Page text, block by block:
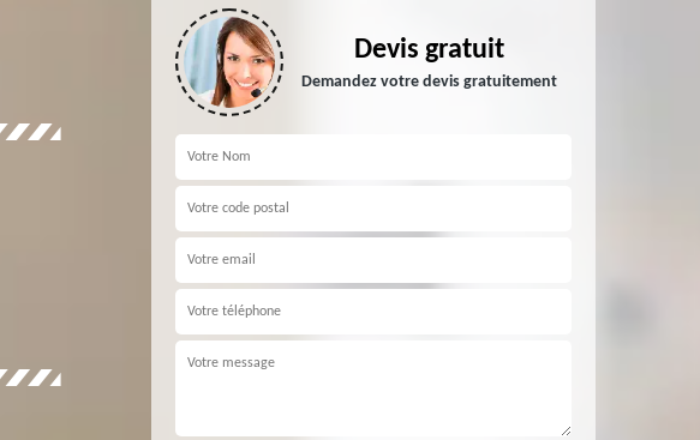
Devis gratuit
Demandez votre devis gratuitement